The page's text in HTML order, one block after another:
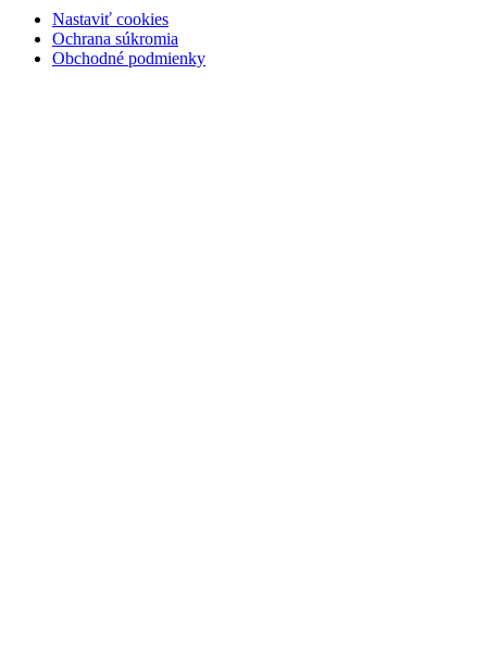
Nastaviť cookies
Ochrana súkromia
Obchodné podmienky